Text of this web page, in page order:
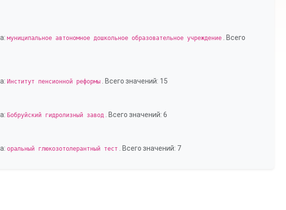
муниципальное автономное дошкольное образовательное учреждение . Всего
Институт пенсионной реформы . Всего значений: 15
Бобруйский гидролизный завод . Всего значений: 6
оральный глюкозотолерантный тест . Всего значений: 7